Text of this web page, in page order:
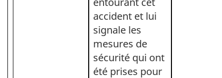
accident et lui
signale les
mesures de
sécurité qui ont
été prises pour